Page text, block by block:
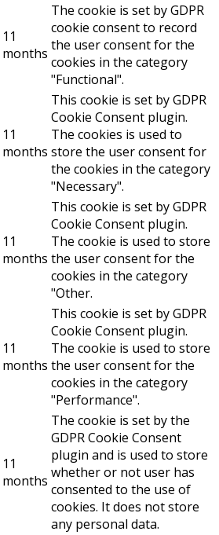
11
months
The cookie is set by GDPR
cookie consent to record
the user consent for the
cookies in the category
"Functional".
11
months
This cookie is set by GDPR
Cookie Consent plugin.
The cookies is used to
store the user consent for
the cookies in the category
"Necessary".
11
months
This cookie is set by GDPR
Cookie Consent plugin.
The cookie is used to store
the user consent for the
cookies in the category
"Other.
11
months
This cookie is set by GDPR
Cookie Consent plugin.
The cookie is used to store
the user consent for the
cookies in the category
"Performance".
11
months
The cookie is set by the
GDPR Cookie Consent
plugin and is used to store
whether or not user has
consented to the use of
cookies. It does not store
any personal data.